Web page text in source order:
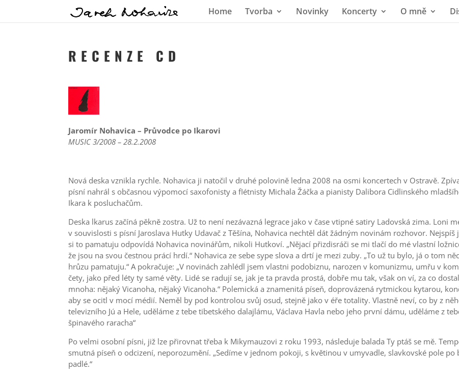
Home Tvorba Novinky Koncerty O mně
R E C E N Z E C D
Jaromír Nohavica – Průvodce po Ikarovi
MUSIC 3/2008 – 28.2.2008
Nová deska vznikla rychle. Nohavica ji natočil v druhé polovině ledna 2008 na osmi koncertech v Ostravě.
písní nahrál s občasnou výpomocí saxofonisty a fIétnisty Michala Žáčka a pianisty Dalibora Cidlinského
Ikara k posluchačům.
Deska lkarus začíná pěkně zostra. Už to není nezávazná legrace jako v čase vtipné satiry Ladovská zima. Loni
v souvislosti s písní Jaroslava Hutky Udavač z Těšína, Nohavica nechtěl dát žádným novinám rozhovor.
si to pamatuju odpovídá Nohavica novinářům, nikoli Hutkoví. „Nějací přizdisráči se mi tlačí do mé vlastní
že jsou na svou čestnou prácí hrdí.“ Nohavica ze sebe sype slova a drtí je mezi zuby. „To už tu bylo, já o tom
hrůzu pamatuju.“ A pokračuje: „V novinách zahlédl jsem vlastni podobiznu, narozen v komunizmu, umřu v
čety, jako před léty ty samé věty. Lidé se radují se, jak je ta pravda prostá, dobře mu tak, však on ví, za co
mnoha: nějaký Vicanoha, nějaký Vicanoha.“ Polemická a znamenitá píseň, doprovázená rytmickou kytarou,
aby se ocitl v mocí médií. Neměl by pod kontrolou svůj osud, stejně jako v éře totality. Vlastně neví, co by z
televizního Jú a Hele, uděláme z tebe tibetského dalajlámu, Václava Havla nebo jeho první dámu, uděláme z
špinavého raracha“
Po velmi osobní písni, již lze přirovnat třeba k Mikymauzovi z roku 1993, následuje balada Ty ptáš se mě.
smutná píseň o odcizení, neporozumění. „Sedíme v jednom pokoji, s květinou v umyvadle, slavkovské pole
padlé.“